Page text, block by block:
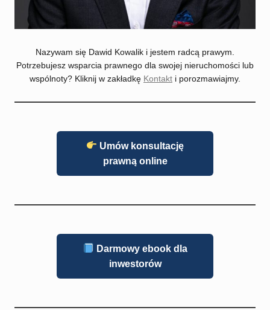
Nazywam się Dawid Kowalik i jestem radcą prawym.
Potrzebujesz wsparcia prawnego dla swojej nieruchomości lub
wspólnoty? Kliknij w zakładkę Kontakt i porozmawiajmy.
Umów konsultację
prawną online
Darmowy ebook dla
inwestorów